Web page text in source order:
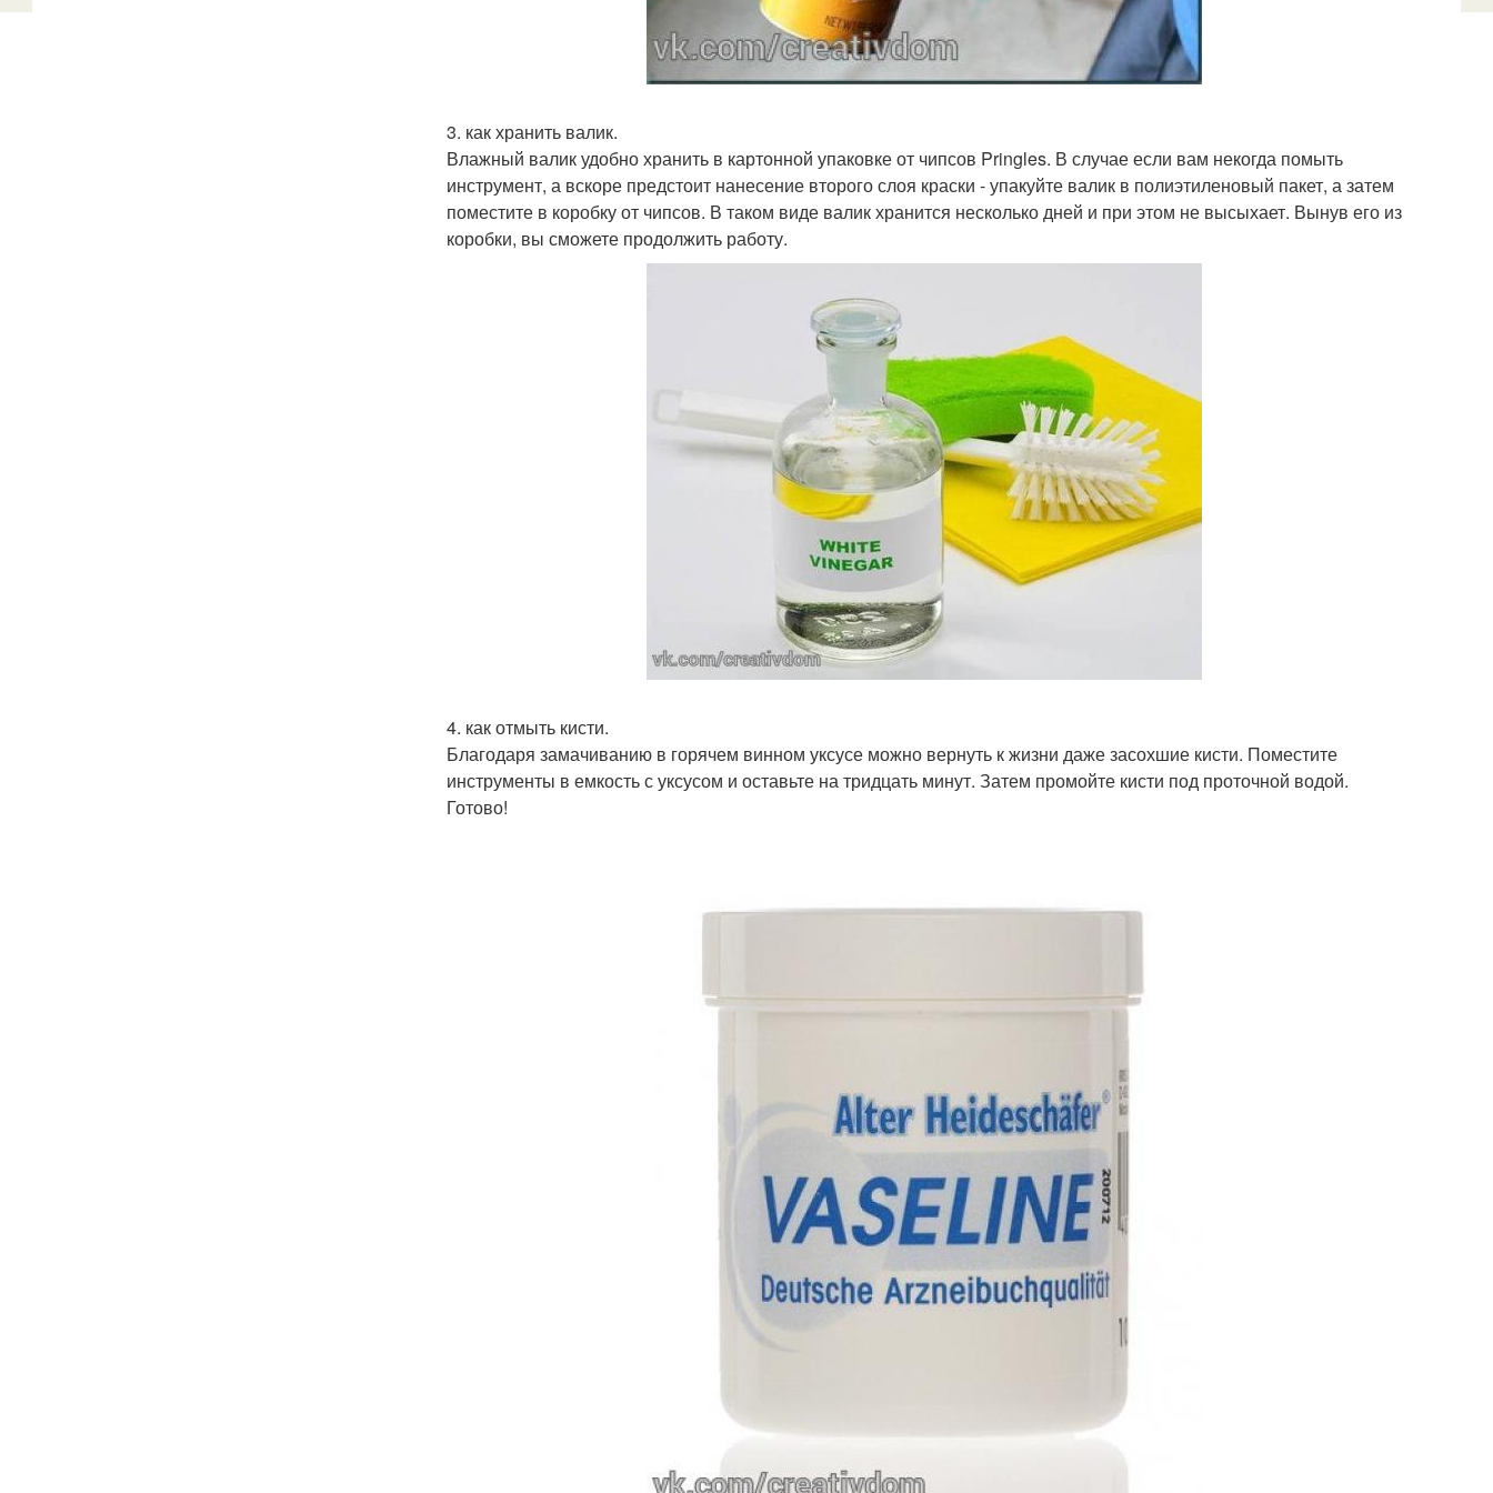
3. как хранить валик.
Влажный валик удобно хранить в картонной упаковке от чипсов Pringles. В случае если вам некогда помыть
инструмент, а вскоре предстоит нанесение второго слоя краски - упакуйте валик в полиэтиленовый пакет, а затем
поместите в коробку от чипсов. В таком виде валик хранится несколько дней и при этом не высыхает. Вынув его из
коробки, вы сможете продолжить работу.
4. как отмыть кисти.
Благодаря замачиванию в горячем винном уксусе можно вернуть к жизни даже засохшие кисти. Поместите
инструменты в емкость с уксусом и оставьте на тридцать минут. Затем промойте кисти под проточной водой.
Готово!